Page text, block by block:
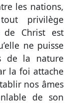
les nations,
privilège
de Christ est
ne puisse
de la nature
la foi attache
nos âmes
de son